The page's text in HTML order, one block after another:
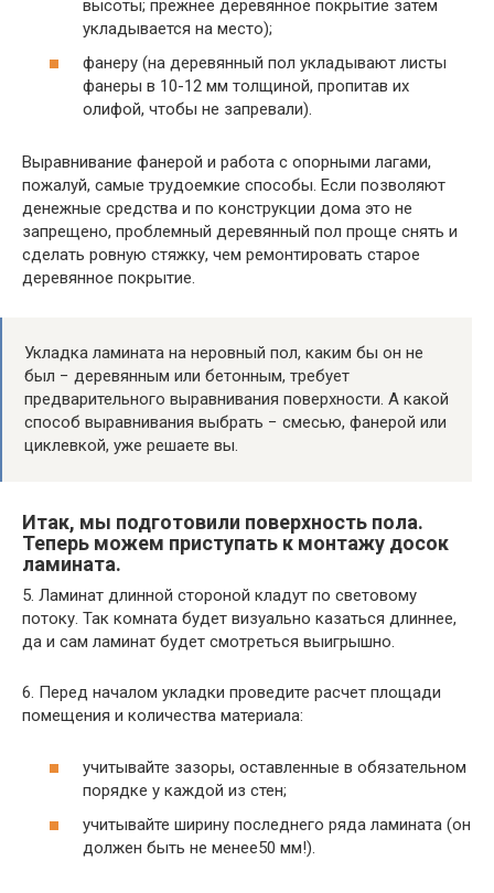
высоты; прежнее деревянное покрытие затем
укладывается на место);
фанеру (на деревянный пол укладывают листы
фанеры в 10-12 мм толщиной, пропитав их
олифой, чтобы не запревали).
Выравнивание фанерой и работа с опорными лагами,
пожалуй, самые трудоемкие способы. Если позволяют
денежные средства и по конструкции дома это не
запрещено, проблемный деревянный пол проще снять и
сделать ровную стяжку, чем ремонтировать старое
деревянное покрытие.
Укладка ламината на неровный пол, каким бы он не
был − деревянным или бетонным, требует
предварительного выравнивания поверхности. А какой
способ выравнивания выбрать − смесью, фанерой или
циклевкой, уже решаете вы.
Итак, мы подготовили поверхность пола.
Теперь можем приступать к монтажу досок
ламината.
5. Ламинат длинной стороной кладут по световому
потоку. Так комната будет визуально казаться длиннее,
да и сам ламинат будет смотреться выигрышно.
6. Перед началом укладки проведите расчет площади
помещения и количества материала:
учитывайте зазоры, оставленные в обязательном
порядке у каждой из стен;
учитывайте ширину последнего ряда ламината (он
должен быть не менее50 мм!).